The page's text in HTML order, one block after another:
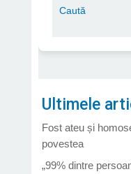
Ultimele
Fost ateu și
povestea
„99% dintre